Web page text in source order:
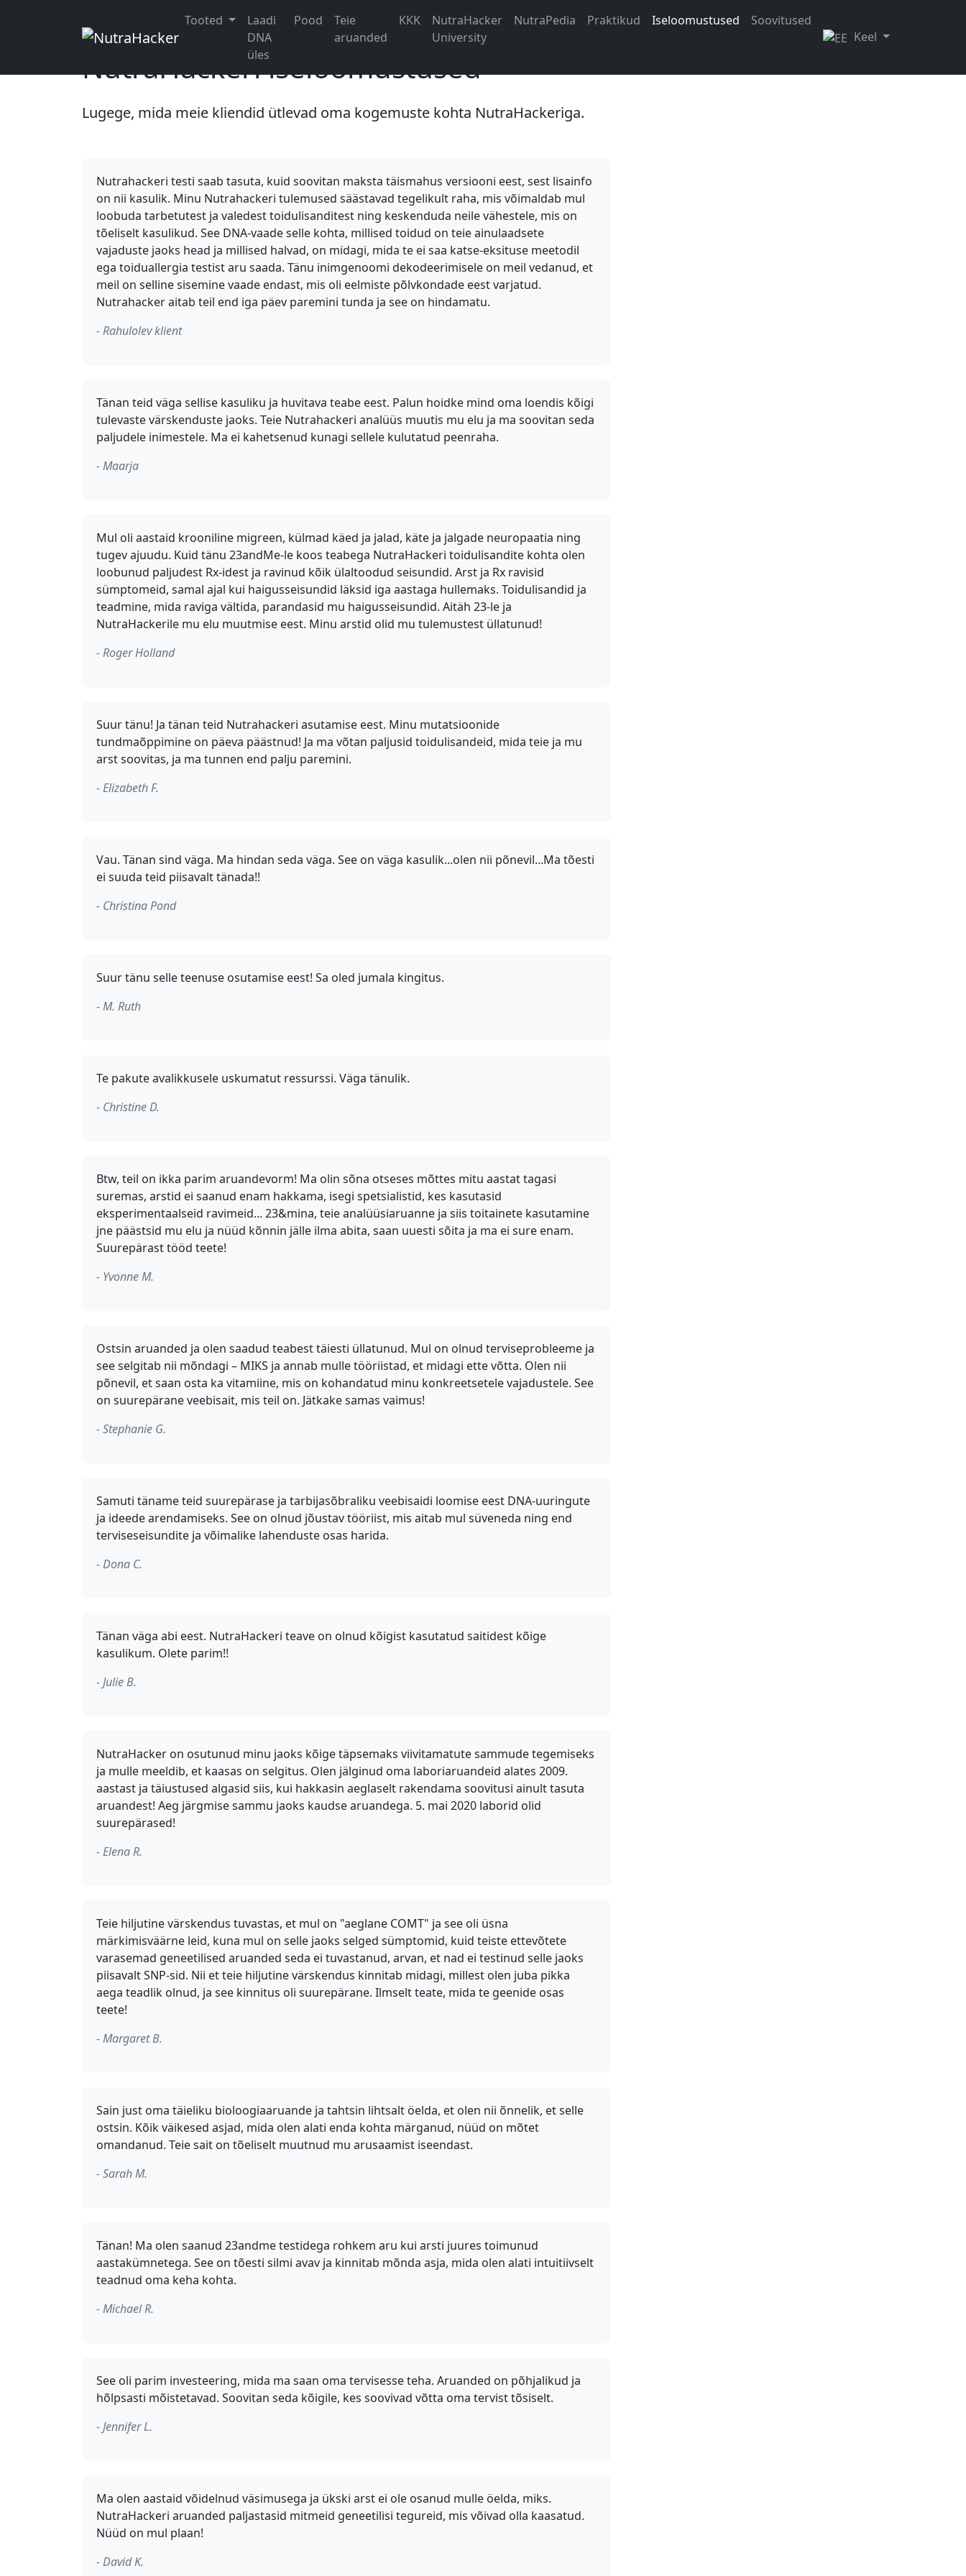
Tooted
Laadi
DNA
üles
Pood
Teie
aruanded
KKK
NutraHacker
University
NutraPedia Praktikud Iseloomustused
Soovitused
Keel
NutraHackeri iseloomustused
Lugege, mida meie kliendid ütlevad oma kogemuste kohta NutraHackeriga.
Nutrahackeri testi saab tasuta, kuid soovitan maksta täismahus versiooni eest, sest lisainfo
on nii kasulik. Minu Nutrahackeri tulemused säästavad tegelikult raha, mis võimaldab mul
loobuda tarbetutest ja valedest toidulisanditest ning keskenduda neile vähestele, mis on
tõeliselt kasulikud. See DNA-vaade selle kohta, millised toidud on teie ainulaadsete
vajaduste jaoks head ja millised halvad, on midagi, mida te ei saa katse-eksituse meetodil
ega toiduallergia testist aru saada. Tänu inimgenoomi dekodeerimisele on meil vedanud, et
meil on selline sisemine vaade endast, mis oli eelmiste põlvkondade eest varjatud.
Nutrahacker aitab teil end iga päev paremini tunda ja see on hindamatu.
- Rahulolev klient
Tänan teid väga sellise kasuliku ja huvitava teabe eest. Palun hoidke mind oma loendis kõigi
tulevaste värskenduste jaoks. Teie Nutrahackeri analüüs muutis mu elu ja ma soovitan seda
paljudele inimestele. Ma ei kahetsenud kunagi sellele kulutatud peenraha.
- Maarja
Mul oli aastaid krooniline migreen, külmad käed ja jalad, käte ja jalgade neuropaatia ning
tugev ajuudu. Kuid tänu 23andMe-le koos teabega NutraHackeri toidulisandite kohta olen
loobunud paljudest Rx-idest ja ravinud kõik ülaltoodud seisundid. Arst ja Rx ravisid
sümptomeid, samal ajal kui haigusseisundid läksid iga aastaga hullemaks. Toidulisandid ja
teadmine, mida raviga vältida, parandasid mu haigusseisundid. Aitäh 23-le ja
NutraHackerile mu elu muutmise eest. Minu arstid olid mu tulemustest üllatunud!
- Roger Holland
Suur tänu! Ja tänan teid Nutrahackeri asutamise eest. Minu mutatsioonide
tundmaõppimine on päeva päästnud! Ja ma võtan paljusid toidulisandeid, mida teie ja mu
arst soovitas, ja ma tunnen end palju paremini.
- Elizabeth F.
Vau. Tänan sind väga. Ma hindan seda väga. See on väga kasulik...olen nii põnevil...Ma tõesti
ei suuda teid piisavalt tänada!!
- Christina Pond
Suur tänu selle teenuse osutamise eest! Sa oled jumala kingitus.
- M. Ruth
Te pakute avalikkusele uskumatut ressurssi. Väga tänulik.
- Christine D.
Btw, teil on ikka parim aruandevorm! Ma olin sõna otseses mõttes mitu aastat tagasi
suremas, arstid ei saanud enam hakkama, isegi spetsialistid, kes kasutasid
eksperimentaalseid ravimeid... 23&mina, teie analüüsiaruanne ja siis toitainete kasutamine
jne päästsid mu elu ja nüüd kõnnin jälle ilma abita, saan uuesti sõita ja ma ei sure enam.
Suurepärast tööd teete!
- Yvonne M.
Ostsin aruanded ja olen saadud teabest täiesti üllatunud. Mul on olnud terviseprobleeme ja
see selgitab nii mõndagi – MIKS ja annab mulle tööriistad, et midagi ette võtta. Olen nii
põnevil, et saan osta ka vitamiine, mis on kohandatud minu konkreetsetele vajadustele. See
on suurepärane veebisait, mis teil on. Jätkake samas vaimus!
- Stephanie G.
Samuti täname teid suurepärase ja tarbijasõbraliku veebisaidi loomise eest DNA-uuringute
ja ideede arendamiseks. See on olnud jõustav tööriist, mis aitab mul süveneda ning end
terviseseisundite ja võimalike lahenduste osas harida.
- Dona C.
Tänan väga abi eest. NutraHackeri teave on olnud kõigist kasutatud saitidest kõige
kasulikum. Olete parim!!
- Julie B.
NutraHacker on osutunud minu jaoks kõige täpsemaks viivitamatute sammude tegemiseks
ja mulle meeldib, et kaasas on selgitus. Olen jälginud oma laboriaruandeid alates 2009.
aastast ja täiustused algasid siis, kui hakkasin aeglaselt rakendama soovitusi ainult tasuta
aruandest! Aeg järgmise sammu jaoks kaudse aruandega. 5. mai 2020 laborid olid
suurepärased!
- Elena R.
Teie hiljutine värskendus tuvastas, et mul on "aeglane COMT" ja see oli üsna
märkimisväärne leid, kuna mul on selle jaoks selged sümptomid, kuid teiste ettevõtete
varasemad geneetilised aruanded seda ei tuvastanud, arvan, et nad ei testinud selle jaoks
piisavalt SNP-sid. Nii et teie hiljutine värskendus kinnitab midagi, millest olen juba pikka
aega teadlik olnud, ja see kinnitus oli suurepärane. Ilmselt teate, mida te geenide osas
teete!
- Margaret B.
Sain just oma täieliku bioloogiaaruande ja tahtsin lihtsalt öelda, et olen nii õnnelik, et selle
ostsin. Kõik väikesed asjad, mida olen alati enda kohta märganud, nüüd on mõtet
omandanud. Teie sait on tõeliselt muutnud mu arusaamist iseendast.
- Sarah M.
Tänan! Ma olen saanud 23andme testidega rohkem aru kui arsti juures toimunud
aastakümnetega. See on tõesti silmi avav ja kinnitab mõnda asja, mida olen alati intuitiivselt
teadnud oma keha kohta.
- Michael R.
See oli parim investeering, mida ma saan oma tervisesse teha. Aruanded on põhjalikud ja
hõlpsasti mõistetavad. Soovitan seda kõigile, kes soovivad võtta oma tervist tõsiselt.
- Jennifer L.
Ma olen aastaid võidelnud väsimusega ja ükski arst ei ole osanud mulle öelda, miks.
NutraHackeri aruanded paljastasid mitmeid geneetilisi tegureid, mis võivad olla kaasatud.
Nüüd on mul plaan!
- David K.